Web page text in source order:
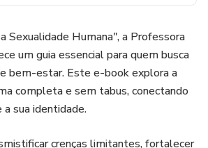
Sexualidade Humana", a Professora
um guia essencial para quem busca
bem-estar. Este e-book explora a
completa e sem tabus, conectando
sua identidade.
crenças limitantes, fortalecer